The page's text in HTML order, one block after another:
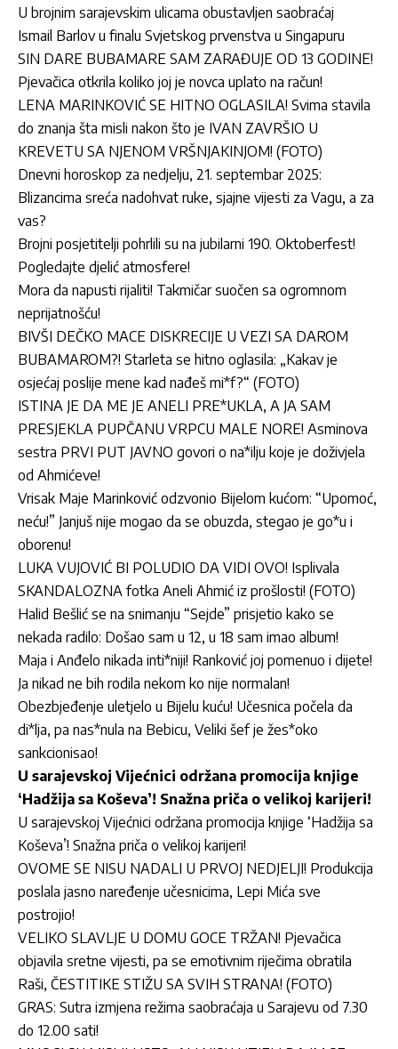
U brojnim sarajevskim ulicama obustavljen saobraćaj
Ismail Barlov u finalu Svjetskog prvenstva u Singapuru
SIN DARE BUBAMARE SAM ZARAĐUJE OD 13 GODINE!
Pjevačica otkrila koliko joj je novca uplato na račun!
LENA MARINKOVIĆ SE HITNO OGLASILA! Svima stavila
do znanja šta misli nakon što je IVAN ZAVRŠIO U
KREVETU SA NJENOM VRŠNJAKINJOM! (FOTO)
Dnevni horoskop za nedjelju, 21. septembar 2025:
Blizancima sreća nadohvat ruke, sjajne vijesti za Vagu, a za
vas?
Brojni posjetitelji pohrlili su na jubilarni 190. Oktoberfest!
Pogledajte djelić atmosfere!
Mora da napusti rijaliti! Takmičar suočen sa ogromnom
neprijatnošću!
BIVŠI DEČKO MACE DISKRECIJE U VEZI SA DAROM
BUBAMAROM?! Starleta se hitno oglasila: „Kakav je
osjećaj poslije mene kad nađeš mi*f?“ (FOTO)
ISTINA JE DA ME JE ANELI PRE*UKLA, A JA SAM
PRESJEKLA PUPČANU VRPCU MALE NORE! Asminova
sestra PRVI PUT JAVNO govori o na*ilju koje je doživjela
od Ahmićeve!
Vrisak Maje Marinković odzvonio Bijelom kućom: “Upomoć,
neću!” Janjuš nije mogao da se obuzda, stegao je go*u i
oborenu!
LUKA VUJOVIĆ BI POLUDIO DA VIDI OVO! Isplivala
SKANDALOZNA fotka Aneli Ahmić iz prošlosti! (FOTO)
Halid Bešlić se na snimanju “Sejde” prisjetio kako se
nekada radilo: Došao sam u 12, u 18 sam imao album!
Maja i Anđelo nikada inti*niji! Ranković joj pomenuo i dijete!
Ja nikad ne bih rodila nekom ko nije normalan!
Obezbjeđenje uletjelo u Bijelu kuću! Učesnica počela da
di*lja, pa nas*nula na Bebicu, Veliki šef je žes*oko
sankcionisao!
U sarajevskoj Vijećnici održana promocija knjige
‘Hadžija sa Koševa’! Snažna priča o velikoj karijeri!
U sarajevskoj Vijećnici održana promocija knjige ‘Hadžija sa
Koševa’! Snažna priča o velikoj karijeri!
OVOME SE NISU NADALI U PRVOJ NEDJELJI! Produkcija
poslala jasno naređenje učesnicima, Lepi Mića sve
postrojio!
VELIKO SLAVLJE U DOMU GOCE TRŽAN! Pjevačica
objavila sretne vijesti, pa se emotivnim riječima obratila
Raši, ČESTITIKE STIŽU SA SVIH STRANA! (FOTO)
GRAS: Sutra izmjena režima saobraćaja u Sarajevu od 7.30
do 12.00 sati!